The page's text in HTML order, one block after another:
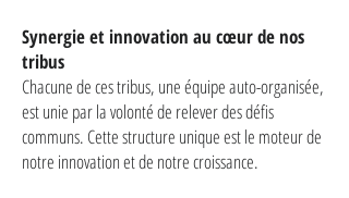
Synergie et innovation au cœur de nos
tribus
Chacune de ces tribus, une équipe auto-organisée,
est unie par la volonté de relever des défis
communs. Cette structure unique est le moteur de
notre innovation et de notre croissance.